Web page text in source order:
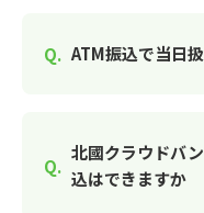
ATM振込で当日
北國クラウドバ
込はできますか